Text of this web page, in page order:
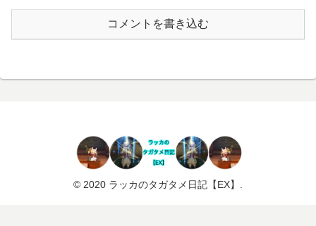
コメントを書き込む
© 2020 ラッカのタガタメ日記【EX】.